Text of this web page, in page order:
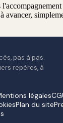
avancer,
pas à pas.
repères, à
légales
Plan du site